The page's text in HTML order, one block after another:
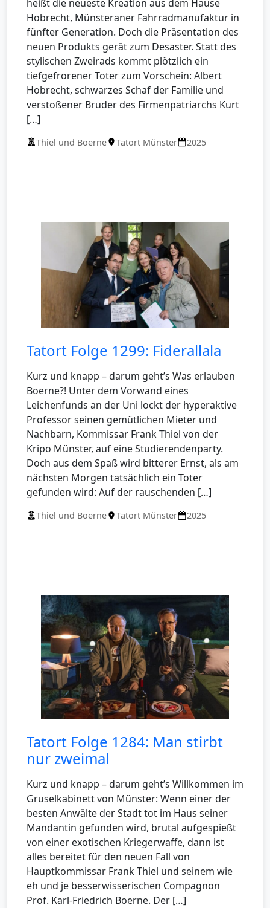
heißt die neueste Kreation aus dem Hause
Hobrecht, Münsteraner Fahrradmanufaktur in
fünfter Generation. Doch die Präsentation des
neuen Produkts gerät zum Desaster. Statt des
stylischen Zweirads kommt plötzlich ein
tiefgefrorener Toter zum Vorschein: Albert
Hobrecht, schwarzes Schaf der Familie und
verstoßener Bruder des Firmenpatriarchs Kurt
[…]
Thiel und Boerne Tatort Münster 2025
Tatort Folge 1299: Fiderallala
Kurz und knapp – darum geht’s Was erlauben
Boerne?! Unter dem Vorwand eines
Leichenfunds an der Uni lockt der hyperaktive
Professor seinen gemütlichen Mieter und
Nachbarn, Kommissar Frank Thiel von der
Kripo Münster, auf eine Studierendenparty.
Doch aus dem Spaß wird bitterer Ernst, als am
nächsten Morgen tatsächlich ein Toter
gefunden wird: Auf der rauschenden […]
Thiel und Boerne Tatort Münster 2025
Tatort Folge 1284: Man stirbt
nur zweimal
Kurz und knapp – darum geht’s Willkommen im
Gruselkabinett von Münster: Wenn einer der
besten Anwälte der Stadt tot im Haus seiner
Mandantin gefunden wird, brutal aufgespießt
von einer exotischen Kriegerwaffe, dann ist
alles bereitet für den neuen Fall von
Hauptkommissar Frank Thiel und seinem wie
eh und je besserwisserischen Compagnon
Prof. Karl-Friedrich Boerne. Der […]